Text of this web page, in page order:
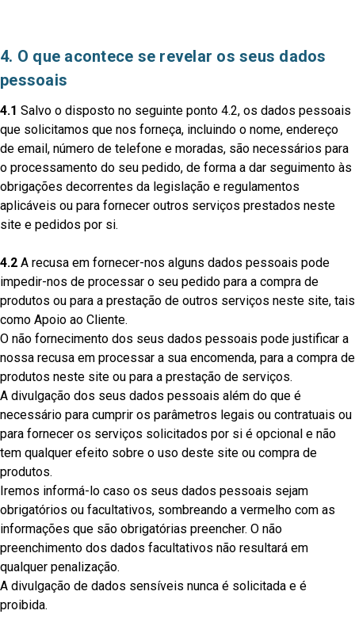
4. O que acontece se revelar os seus dados
pessoais
4.1 Salvo o disposto no seguinte ponto 4.2, os dados pessoais
que solicitamos que nos forneça, incluindo o nome, endereço
de email, número de telefone e moradas, são necessários para
o processamento do seu pedido, de forma a dar seguimento às
obrigações decorrentes da legislação e regulamentos
aplicáveis ou para fornecer outros serviços prestados neste
site e pedidos por si.
4.2 A recusa em fornecer-nos alguns dados pessoais pode
impedir-nos de processar o seu pedido para a compra de
produtos ou para a prestação de outros serviços neste site, tais
como Apoio ao Cliente.
O não fornecimento dos seus dados pessoais pode justificar a
nossa recusa em processar a sua encomenda, para a compra de
produtos neste site ou para a prestação de serviços.
A divulgação dos seus dados pessoais além do que é
necessário para cumprir os parâmetros legais ou contratuais ou
para fornecer os serviços solicitados por si é opcional e não
tem qualquer efeito sobre o uso deste site ou compra de
produtos.
Iremos informá-lo caso os seus dados pessoais sejam
obrigatórios ou facultativos, sombreando a vermelho com as
informações que são obrigatórias preencher. O não
preenchimento dos dados facultativos não resultará em
qualquer penalização.
A divulgação de dados sensíveis nunca é solicitada e é
proibida.